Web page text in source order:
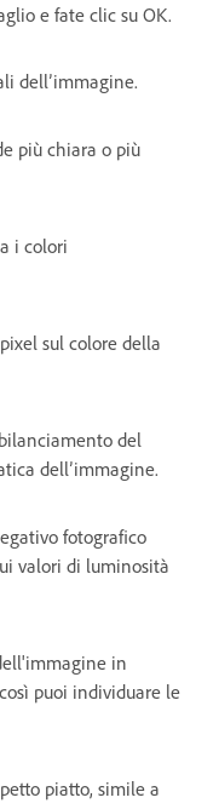
e fate clic su OK.
dell’immagine.
più chiara o più
i colori
sul colore della
del
dell’immagine.
fotografico
valori di luminosità
in
puoi individuare le
piatto, simile a